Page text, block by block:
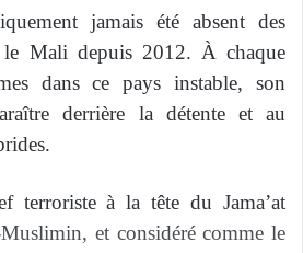
jamais été absent des
le Mali depuis 2012. À chaque
dans ce pays instable, son
derrière la détente et au
à la tête du Jama’at
et considéré comme le